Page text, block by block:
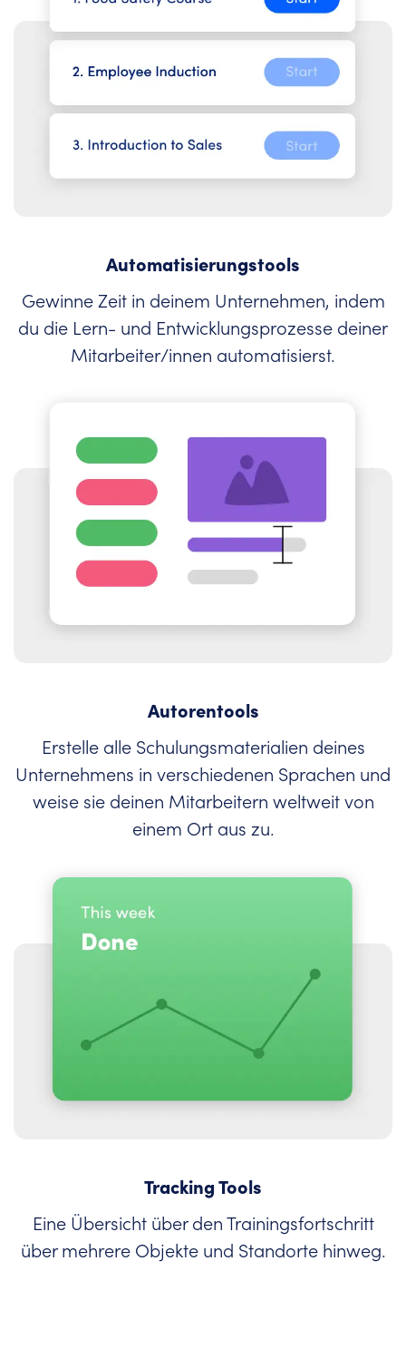
Automatisierungstools
Gewinne Zeit in deinem Unternehmen, indem
du die Lern- und Entwicklungsprozesse deiner
Mitarbeiter/innen automatisierst.
Autorentools
Erstelle alle Schulungsmaterialien deines
Unternehmens in verschiedenen Sprachen und
weise sie deinen Mitarbeitern weltweit von
einem Ort aus zu.
Tracking Tools
Eine Übersicht über den Trainingsfortschritt
über mehrere Objekte und Standorte hinweg.